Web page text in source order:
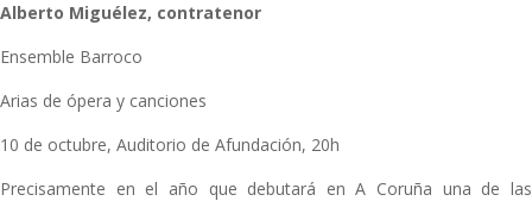
Alberto Miguélez, contratenor
Ensemble Barroco
Arias de ópera y canciones
10 de octubre, Auditorio de Afundación, 20h
Precisamente en el año que debutará en A Coruña una de las